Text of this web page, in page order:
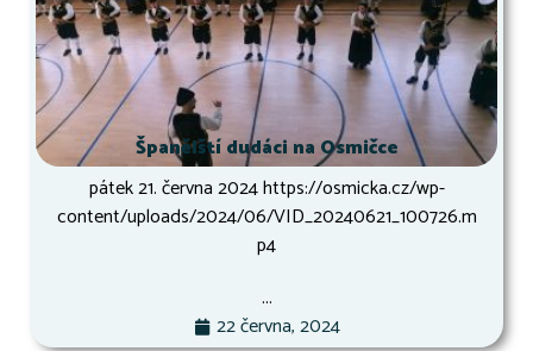
Španělští dudáci na Osmičce
pátek 21. června 2024 https://osmicka.cz/wp-
content/uploads/2024/06/VID_20240621_100726.m
p4
...
22 června, 2024